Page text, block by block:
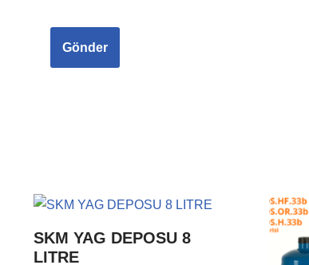
SKM YAG DEPOSU 8
LITRE